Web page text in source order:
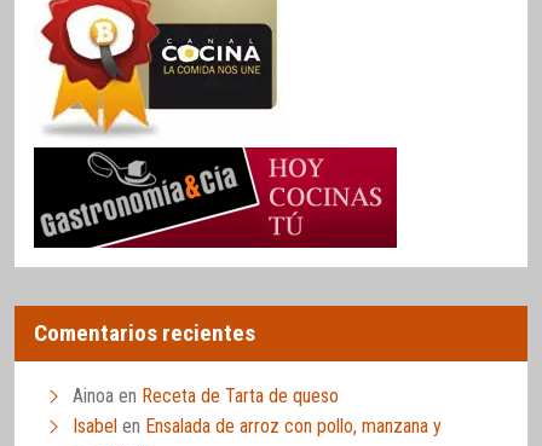
Comentarios recientes
Ainoa en Receta de Tarta de queso
Isabel en Ensalada de arroz con pollo, manzana y